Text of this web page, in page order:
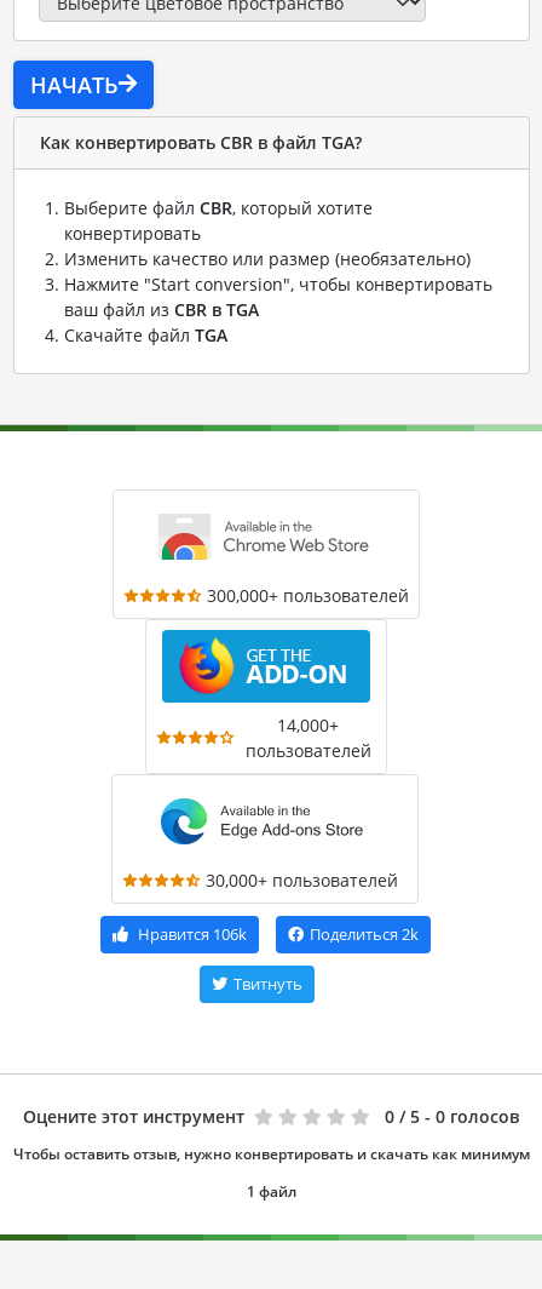
НАЧАТЬ
Как конвертировать CBR в файл TGA?
Выберите файл CBR, который хотите
конвертировать
Изменить качество или размер (необязательно)
Нажмите "Start conversion", чтобы конвертировать
ваш файл из CBR в TGA
Скачайте файл TGA
300,000+ пользователей
14,000+
пользователей
30,000+ пользователей
Нравится 106k Поделиться 2k
Твитнуть
Оцените этот инструмент 0 / 5 - 0 голосов
Чтобы оставить отзыв, нужно конвертировать и скачать как минимум
1 файл